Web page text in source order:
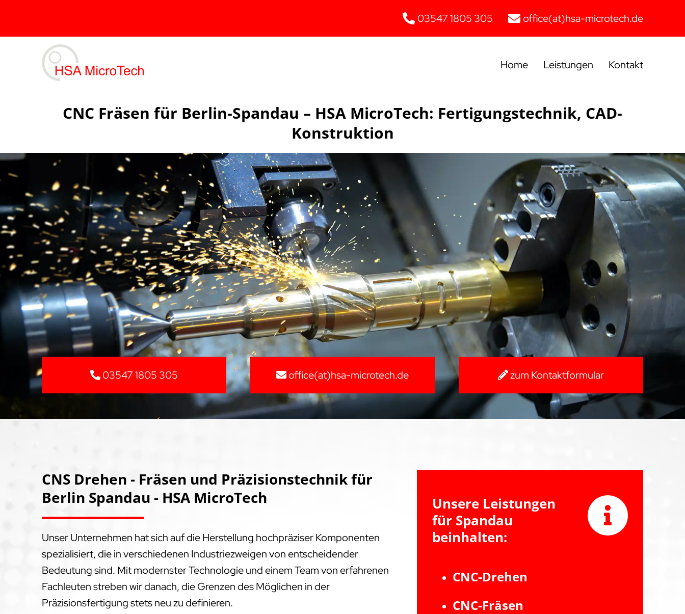
content
03547 1805 305 office(at)hsa-microtech.de
Home Leistungen Kontakt
CNC Fräsen für Berlin-Spandau – HSA MicroTech: Fertigungstechnik, CAD-
Konstruktion
03547 1805 305 office(at)hsa-microtech.de zum Kontaktformular
CNS Drehen - Fräsen und Präzisionstechnik für
Berlin Spandau - HSA MicroTech
Unser Unternehmen hat sich auf die Herstellung hochpräziser Komponenten
spezialisiert, die in verschiedenen Industriezweigen von entscheidender
Bedeutung sind. Mit modernster Technologie und einem Team von erfahrenen
Fachleuten streben wir danach, die Grenzen des Möglichen in der
Präzisionsfertigung stets neu zu definieren.
Unsere Leistungen
für Spandau
beinhalten:
CNC-Drehen
CNC-Fräsen